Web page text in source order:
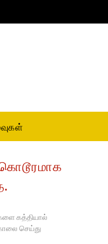
கத்தியால்
செய்து